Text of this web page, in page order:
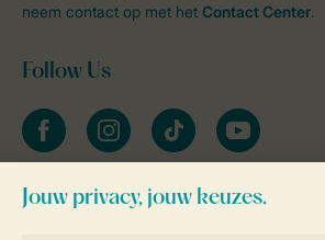
neem contact op met het Contact Center.
Follow Us
facebookinstagramtiktok youtube
Blijf op de hoogte